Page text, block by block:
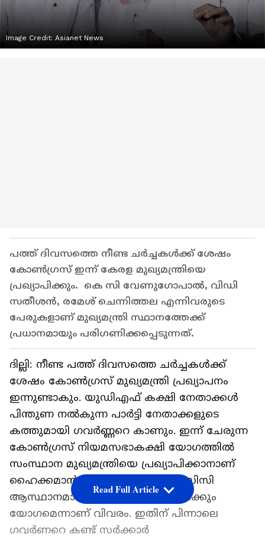
Image Credit: Asianet News
പത്ത് ദിവസത്തെ നീണ്ട ചർച്ചകൾക്ക് ശേഷം
കോൺഗ്രസ് ഇന്ന് കേരള മുഖ്യമന്ത്രിയെ
പ്രഖ്യാപിക്കും. കെ സി വേണുഗോപാൽ, വിഡി
സതീശൻ, രമേശ് ചെന്നിത്തല എന്നിവരുടെ
പേരുകളാണ് മുഖ്യമന്ത്രി സ്ഥാനത്തേക്ക്
പ്രധാനമായും പരിഗണിക്കപ്പെടുന്നത്.
ദില്ലി: നീണ്ട പത്ത് ദിവസത്തെ ചർച്ചകൾക്ക്
ശേഷം കോൺ​ഗ്രസ് മുഖ്യമന്ത്രി പ്രഖ്യാപനം
ഇന്നുണ്ടാകും. യു‍ഡിഎഫ് കക്ഷി നേതാക്കൾ
പിന്തുണ നൽകുന്ന പാർട്ടി നേതാക്കളുടെ
കത്തുമായി ഗവർണ്ണറെ കാണും. ഇന്ന് ചേരുന്ന
കോൺഗ്രസ് നിയമസഭാകക്ഷി യോഗത്തിൽ
സംസ്ഥാന മുഖ്യമന്ത്രിയെ പ്രഖ്യാപിക്കാനാണ്
ഹൈക്കമാൻഡ് തീരുമാനം. കെപിസിസി
ആസ്ഥാനമായ ഇന്ദിര ഭവനിലായിരിക്കും
യോഗമെന്നാണ് വിവരം. ഇതിന് പിന്നാലെ
ഗവർണറെ കണ്ട് സർക്കാർ
Read Full Article